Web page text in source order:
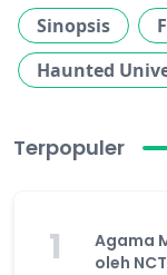
Sinopsis
Haunted
Terpopuler
1
Agama
oleh